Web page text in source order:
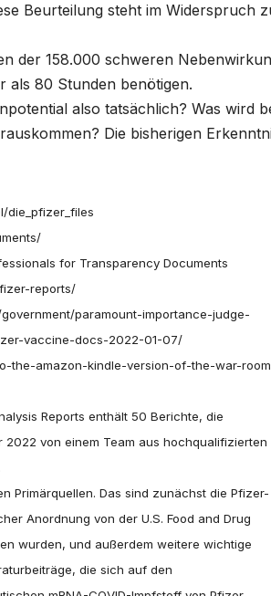
Beurteilung steht im Widerspruch
der 158.000 schweren
als 80 Stunden benötigen.
also tatsächlich? Was wird
Die bisherigen
die_pfizer_files
for Transparency Documents
reports/
paramount-importance-judge-
vaccine-docs-2022-01-07/
the-amazon-kindle-version-of-the-war-
Reports enthält 50 Berichte, die
von einem Team aus hochqualifizierten
Primärquellen. Das sind zunächst die Pfizer-
Anordnung von der U.S. Food and Drug
wurden, und außerdem weitere wichtige
die sich auf den